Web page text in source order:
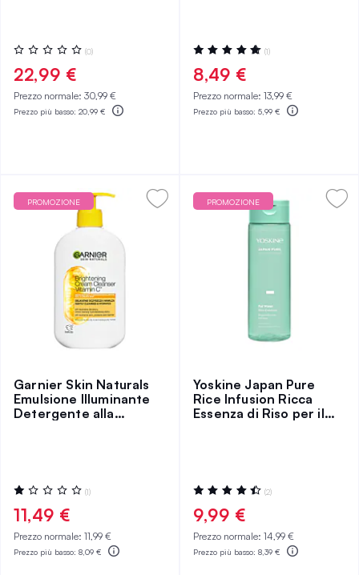
Valutazione:
0%
(0)
22,99 €
Prezzo normale: 30,99 €
Prezzo più basso: 20,99 €
Valutazione:
100%
(1)
8,49 €
Prezzo normale: 13,99 €
Prezzo più basso: 5,99 €
PROMOZIONE
Garnier Skin Naturals
Emulsione Illuminante
Detergente alla
Valutazione:
20%
(1)
11,49 €
Prezzo normale: 11,99 €
Prezzo più basso: 8,09 €
PROMOZIONE
Yoskine Japan Pure
Rice Infusion Ricca
Essenza di Riso per il
Valutazione:
90%
(2)
9,99 €
Prezzo normale: 14,99 €
Prezzo più basso: 8,39 €